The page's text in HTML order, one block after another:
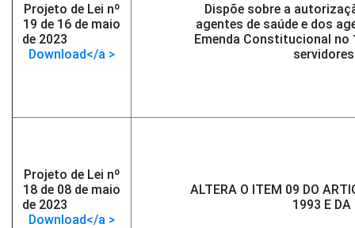
Projeto de Lei nº
19 de 16 de maio
de 2023
Download</a >
Dispõe sobre a
agentes de saúde e dos
Emenda Constitucional no
Projeto de Lei nº
18 de 08 de maio
de 2023
Download</a >
ALTERA O ITEM 09 DO
1993 E DA